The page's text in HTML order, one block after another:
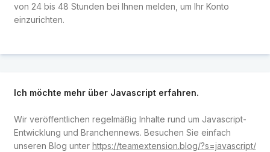
von 24 bis 48 Stunden bei Ihnen melden, um Ihr Konto
einzurichten.
Ich möchte mehr über Javascript erfahren.
Wir veröffentlichen regelmäßig Inhalte rund um Javascript-
Entwicklung und Branchennews. Besuchen Sie einfach
unseren Blog unter https://teamextension.blog/?s=javascript/